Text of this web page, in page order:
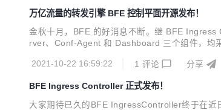
万亿流量的转发引擎 BFE 控制平面开源发布！
金秋十月，BFE 的好消息不断。继 BFE
rver、Conf-Agent 和 Dashboard 三个组件，均
2021-10-22 16:59:22
1 评论 分享
BFE Ingress Controller 正式发布！
大家期待已久的BFE IngressController终于在